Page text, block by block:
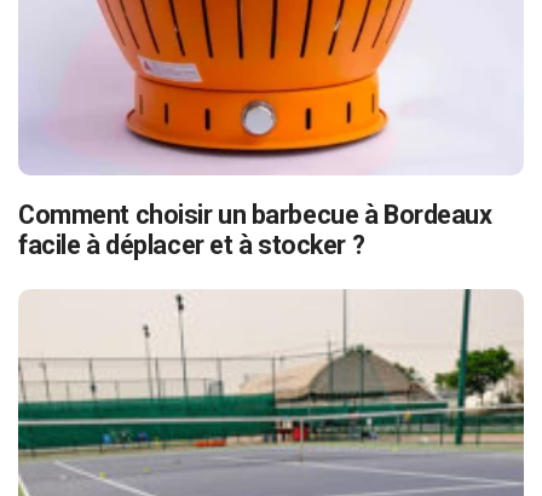
Comment choisir un barbecue à Bordeaux
facile à déplacer et à stocker ?